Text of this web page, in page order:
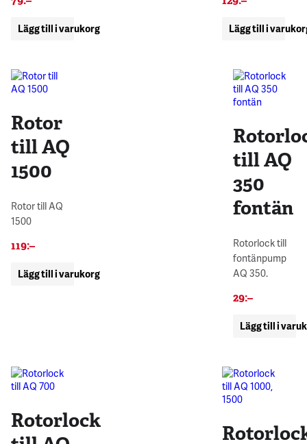
Lägg till i varukorg Lägg till i
Rotor
till AQ
1500
Rotor till AQ
1500
119:–
Lägg till i varukorg
till AQ
350
fontän
Rotorlock till
fontänpump
AQ 350.
29:–
Lägg till i
Rotorlock